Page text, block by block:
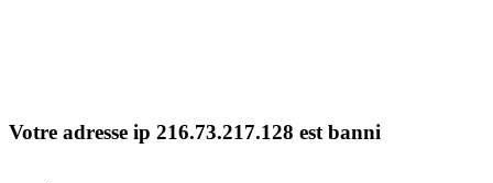
Votre adresse ip 216.73.217.128 est banni